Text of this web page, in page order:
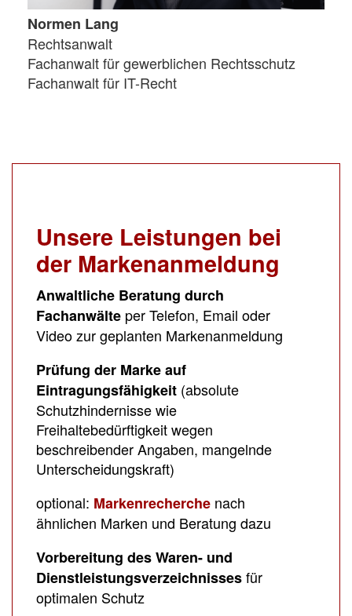
Normen Lang
Rechtsanwalt
Fachanwalt für gewerblichen Rechtsschutz
Fachanwalt für IT-Recht
Unsere Leistungen bei
der Markenanmeldung
Anwaltliche Beratung durch
Fachanwälte per Telefon, Email oder
Video zur geplanten Markenanmeldung
Prüfung der Marke auf
Eintragungsfähigkeit (absolute
Schutzhindernisse wie
Freihaltebedürftigkeit wegen
beschreibender Angaben, mangelnde
Unterscheidungskraft)
optional: Markenrecherche nach
ähnlichen Marken und Beratung dazu
Vorbereitung des Waren- und
Dienstleistungsverzeichnissesfür
optimalen Schutz